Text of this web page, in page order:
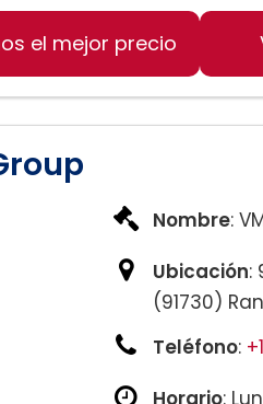
el mejor precio
Nombre:
Ubicación:
(91730)
Teléfono:
Horario: